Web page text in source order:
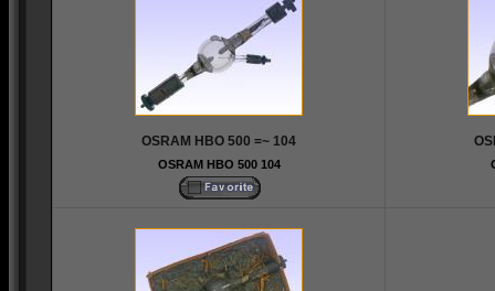
OSRAM HBO 500 =~ 104
OSRAM HBO 500 104